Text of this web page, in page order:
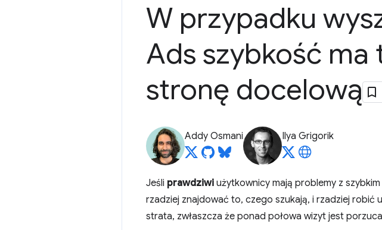
W przypadku
Ads szybkość ma
stronę docelową
Addy Osmani Ilya Grigorik
Jeśli prawdziwi użytkownicy mają problemy z
rzadziej znajdować to, czego szukają, i rzadziej robić
strata, zwłaszcza że ponad połowa wizyt jest